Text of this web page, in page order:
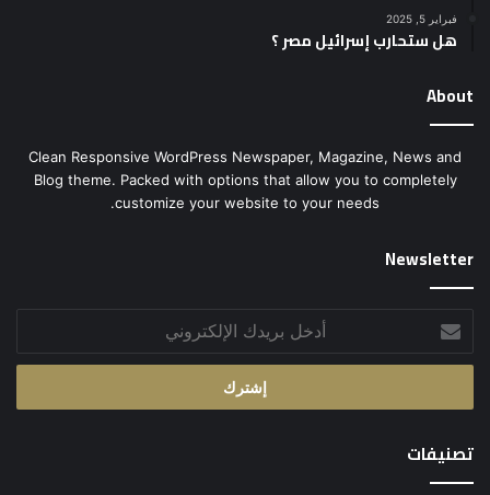
فبراير 5, 2025
هل ستحارب إسرائيل مصر ؟
About
Clean Responsive WordPress Newspaper, Magazine, News and
Blog theme. Packed with options that allow you to completely
customize your website to your needs.
Newsletter
أدخل
بريدك
الإلكتروني
تصنيفات